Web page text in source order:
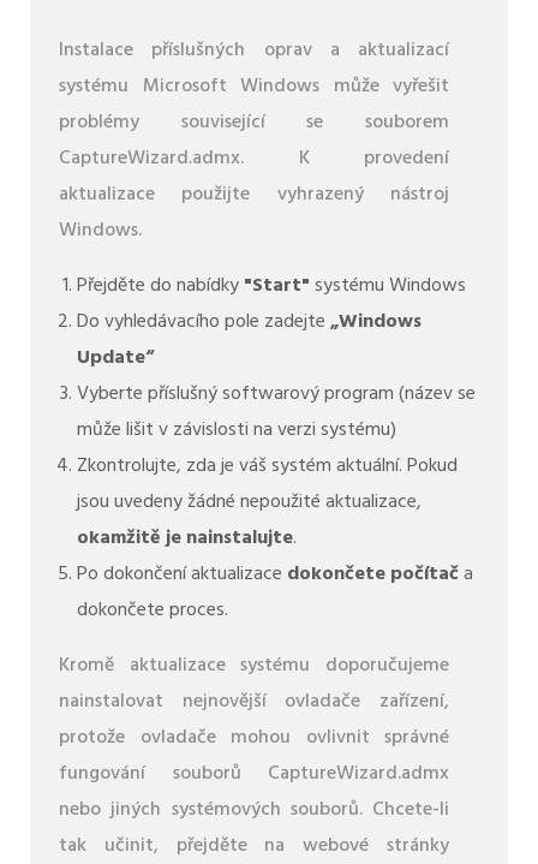
Instalace příslušných oprav a aktualizací
systému Microsoft Windows může vyřešit
problémy související se souborem
CaptureWizard.admx. K provedení
aktualizace použijte vyhrazený nástroj
Windows.
Přejděte do nabídky"Start"systému Windows
Do vyhledávacího pole zadejte„Windows
Update“
Vyberte příslušný softwarový program (název se
může lišit v závislosti na verzi systému)
Zkontrolujte, zda je váš systém aktuální. Pokud
jsou uvedeny žádné nepoužité aktualizace,
okamžitě je nainstalujte.
Po dokončení aktualizace dokončete počítača
dokončete proces.
Kromě aktualizace systému doporučujeme
nainstalovat nejnovější ovladače zařízení,
protože ovladače mohou ovlivnit správné
fungování souborů CaptureWizard.admx
nebo jiných systémových souborů. Chcete-li
tak učinit, přejděte na webové stránky